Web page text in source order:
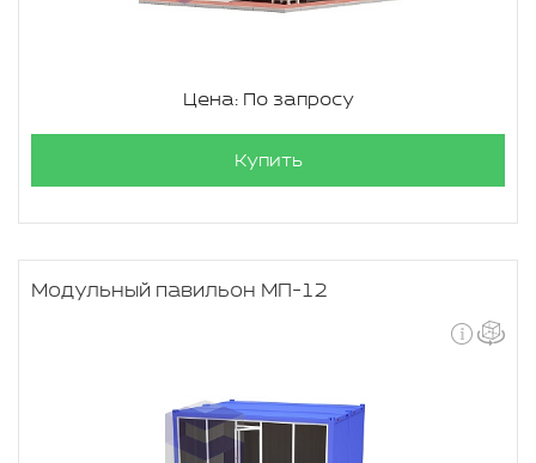
Цена: По запросу
Купить
Модульный павильон МП-12